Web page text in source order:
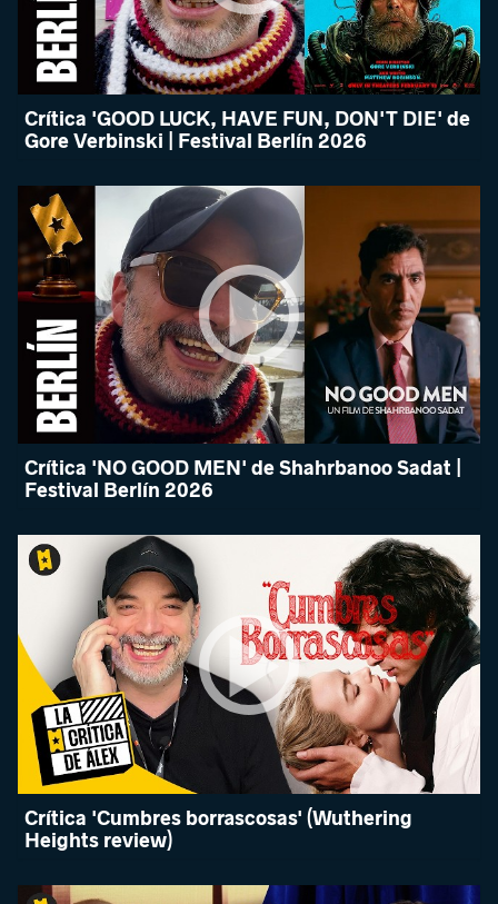
Crítica 'GOOD LUCK, HAVE FUN, DON'T DIE' de
Gore Verbinski | Festival Berlín 2026
Crítica 'NO GOOD MEN' de Shahrbanoo Sadat |
Festival Berlín 2026
Crítica 'Cumbres borrascosas' (Wuthering
Heights review)